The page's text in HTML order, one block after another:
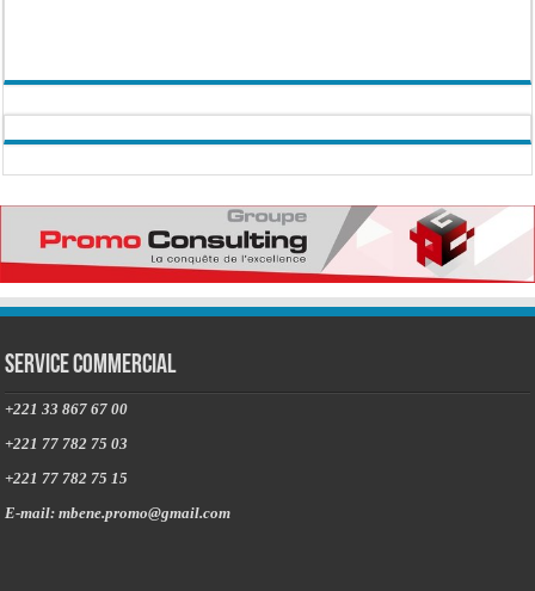
Service commercial
+221 33 867 67 00
+221 77 782 75 03
+221 77 782 75 15
E-mail: mbene.promo@gmail.com